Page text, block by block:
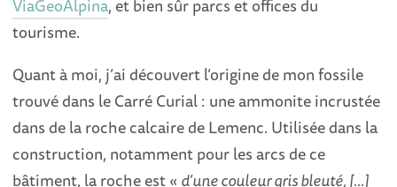
ViaGeoAlpina, et bien sûr parcs et offices du
tourisme.
Quant à moi, j’ai découvert l’origine de mon fossile
trouvé dans le Carré Curial : une ammonite incrustée
dans de la roche calcaire de Lemenc. Utilisée dans la
construction, notamment pour les arcs de ce
bâtiment, la roche est « d’une couleur gris bleuté, […]